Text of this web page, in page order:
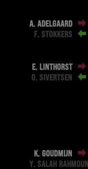
A. ADELGAARD
F. STOKKERS
E. LINTHORST
O. SIVERTSEN
K. GOUDMIJN
Y. SALAH RAHMOUNI